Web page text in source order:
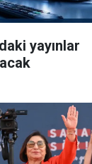
yayınlar